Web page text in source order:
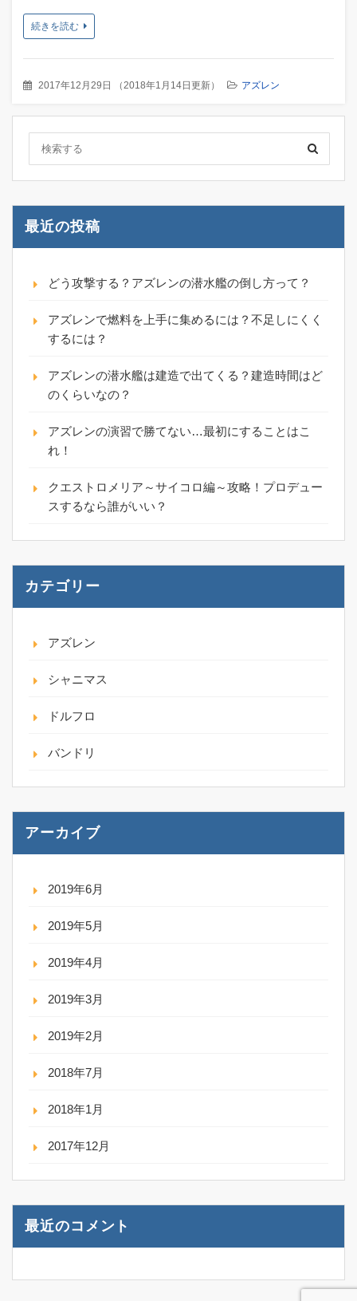
続きを読む
2017年12月29日 （ 2018年1月14日更新） アズレン
最近の投稿
どう攻撃する？アズレンの潜水艦の倒し方って？
アズレンで燃料を上手に集めるには？不足しにくく
するには？
アズレンの潜水艦は建造で出てくる？建造時間はど
のくらいなの？
アズレンの演習で勝てない…最初にすることはこ
れ！
クエストロメリア～サイコロ編～攻略！プロデュー
スするなら誰がいい？
カテゴリー
アズレン
シャニマス
ドルフロ
バンドリ
アーカイブ
2019年6月
2019年5月
2019年4月
2019年3月
2019年2月
2018年7月
2018年1月
2017年12月
最近のコメント